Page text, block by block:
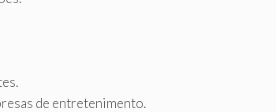
de entretenimento.